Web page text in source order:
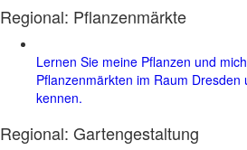
Regional: Pflanzenmärkte
Lernen Sie meine Pflanzen und
Pflanzenmärkten im Raum Dresden
kennen.
Regional: Gartengestaltung